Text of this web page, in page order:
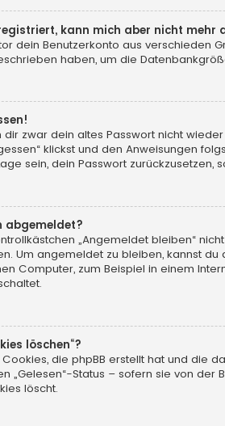
kann mich aber nicht mehr
dein Benutzerkonto aus
haben, um die
dir zwar dein altes Passwort nicht
klickst und den Anweisungen
sein, dein Passwort
abgemeldet?
„Angemeldet bleiben“
Um angemeldet zu bleiben, kannst
Computer, zum Beispiel in einem
löschen“?
die phpBB erstellt hat und
„Gelesen“-Status – sofern sie von
löscht.